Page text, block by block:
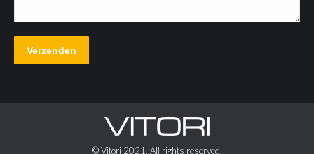
Verzenden
© Vitori 2021. All rights reserved.